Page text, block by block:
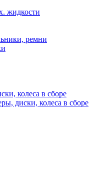
жидкости
ремни
колеса в сборе
диски, колеса в сборе